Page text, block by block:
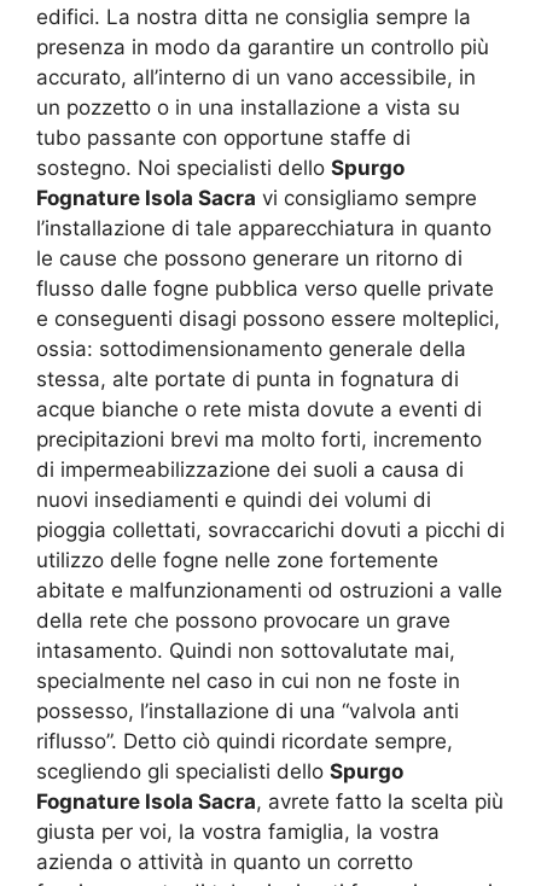
edifici. La nostra ditta ne consiglia sempre la
presenza in modo da garantire un controllo più
accurato, all’interno di un vano accessibile, in
un pozzetto o in una installazione a vista su
tubo passante con opportune staffe di
sostegno. Noi specialisti dello Spurgo
Fognature Isola Sacra vi consigliamo sempre
l’installazione di tale apparecchiatura in quanto
le cause che possono generare un ritorno di
flusso dalle fogne pubblica verso quelle private
e conseguenti disagi possono essere molteplici,
ossia: sottodimensionamento generale della
stessa, alte portate di punta in fognatura di
acque bianche o rete mista dovute a eventi di
precipitazioni brevi ma molto forti, incremento
di impermeabilizzazione dei suoli a causa di
nuovi insediamenti e quindi dei volumi di
pioggia collettati, sovraccarichi dovuti a picchi di
utilizzo delle fogne nelle zone fortemente
abitate e malfunzionamenti od ostruzioni a valle
della rete che possono provocare un grave
intasamento. Quindi non sottovalutate mai,
specialmente nel caso in cui non ne foste in
possesso, l’installazione di una “valvola anti
riflusso”. Detto ciò quindi ricordate sempre,
scegliendo gli specialisti dello Spurgo
Fognature Isola Sacra, avrete fatto la scelta più
giusta per voi, la vostra famiglia, la vostra
azienda o attività in quanto un corretto